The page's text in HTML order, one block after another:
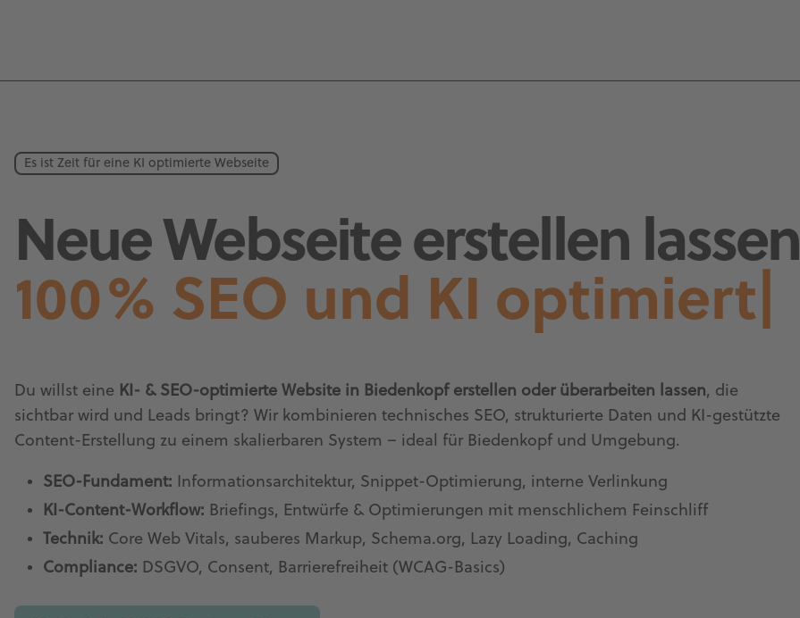
Es ist Zeit für eine KI optimierte Webseite
Neue Webseite erstellen lassen
100% SEO und KI optimiert
Du willst eine KI- & SEO-optimierte Website in Biedenkopf erstellen oder überarbeiten lassen, die
sichtbar wird und Leads bringt? Wir kombinieren technisches SEO, strukturierte Daten und KI-gestützte
Content-Erstellung zu einem skalierbaren System – ideal für Biedenkopf und Umgebung.
SEO-Fundament: Informationsarchitektur, Snippet-Optimierung, interne Verlinkung
KI-Content-Workflow: Briefings, Entwürfe & Optimierungen mit menschlichem Feinschliff
Technik: Core Web Vitals, sauberes Markup, Schema.org, Lazy Loading, Caching
Compliance: DSGVO, Consent, Barrierefreiheit (WCAG-Basics)